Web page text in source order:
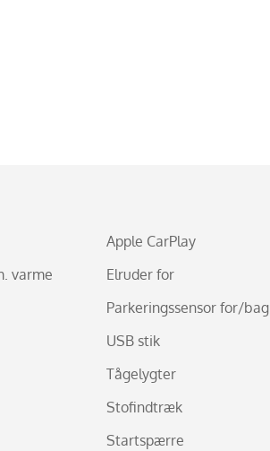
Apple CarPlay
varme Elruder for
Parkeringssensor for/bag
USB stik
Tågelygter
Stofindtræk
Startspærre